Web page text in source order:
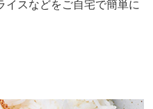
イスなどをご自宅で簡単に